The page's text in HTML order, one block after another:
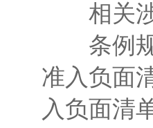
相关涉
条例规
准入负面
入负面清